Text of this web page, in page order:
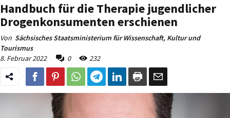
Handbuch für die Therapie jugendlicher
Drogenkonsumenten erschienen
Von Sächsisches Staatsministerium für Wissenschaft, Kultur und
Tourismus
8. Februar 2022
0 232